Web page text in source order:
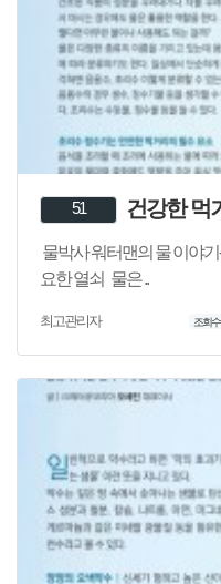
51 건강한 먹
물박사 워터맨의 물 이야
요한 열쇠 물은 ..
최고관리자 조회수